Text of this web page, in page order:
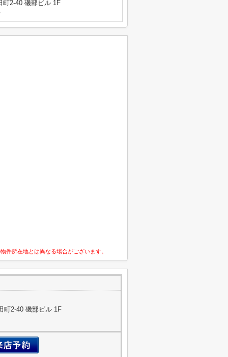
町2-40 磯部ビル 1F
件所在地とは異なる場合がございます。
町2-40 磯部ビル 1F